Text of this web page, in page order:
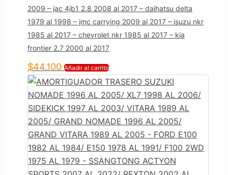
2009 – jac 4jb1 2.8 2008 al 2017 – daihatsu delta
1979 al 1998 – jmc carrying 2009 al 2017 – isuzu nkr
1985 al 2017 – chevrolet nkr 1985 al 2017 – kia
frontier 2.7 2000 al 2017
$44.100 Añadir al carrito